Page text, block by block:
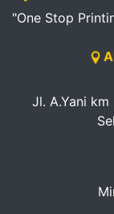
"One Stop
Jl. A.Yani